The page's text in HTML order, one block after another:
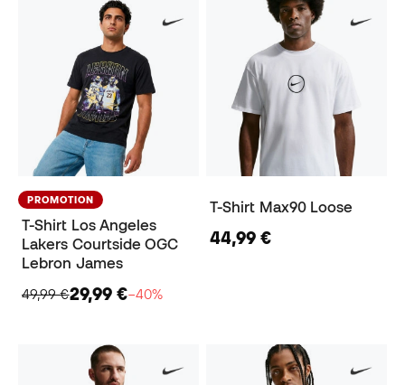
PROMOTION
T-Shirt Los Angeles
Lakers Courtside OGC
Lebron James
49,99 €29,99 €−40%
T-Shirt Max90 Loose
44,99 €